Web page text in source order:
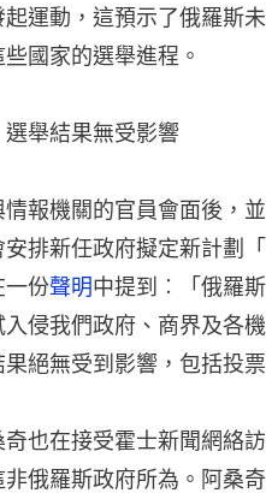
起運動，這預示了俄羅斯
國家的選舉進程。
選舉結果無受影響
情報機關的官員會面後，
安排新任政府擬定新計劃
一份聲明中提到︰「俄羅
入侵我們政府、商界及各
果絕無受到影響，包括投
奇也在接受霍士新聞網絡
非俄羅斯政府所為。阿桑